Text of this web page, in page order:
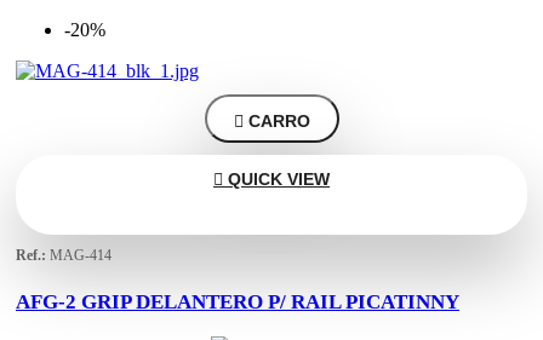
-20%
 CARRO
 QUICK VIEW
Ref.: MAG-414
AFG-2 GRIP DELANTERO P/ RAIL PICATINNY